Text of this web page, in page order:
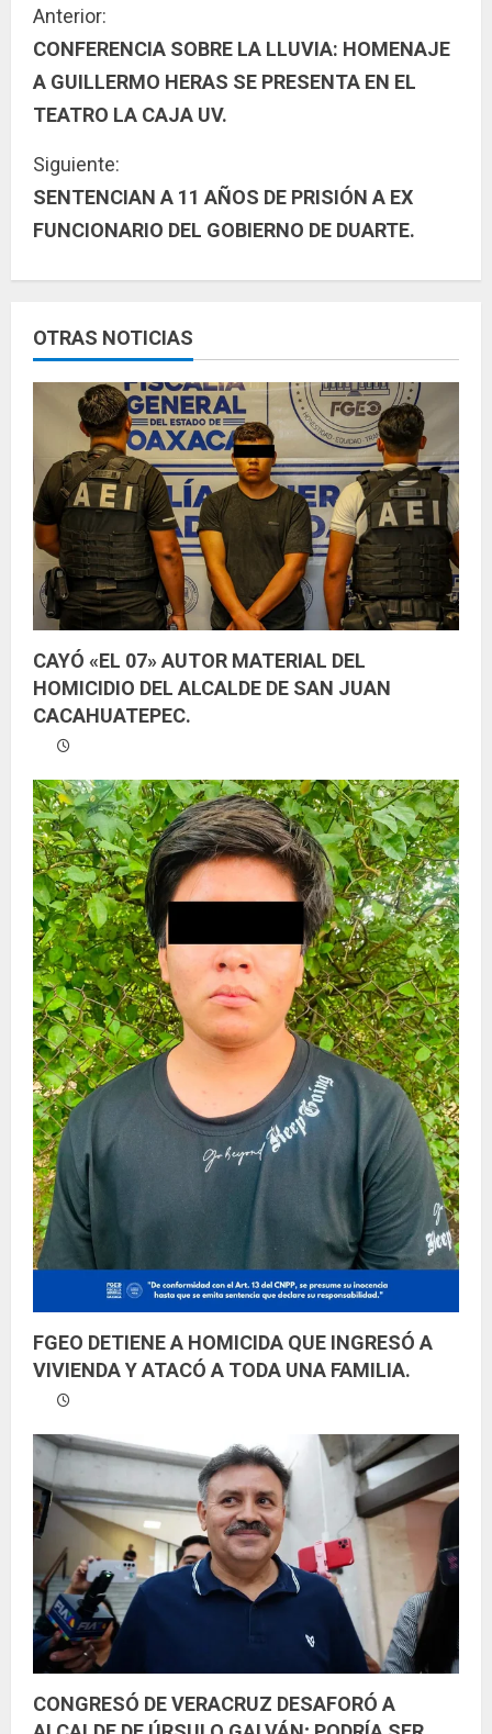
S
i
g
u
e
y
e
d
o
Anterior:
CONFERENCIA SOBRE LA LLUVIA: HOMENAJE
A GUILLERMO HERAS SE PRESENTA EN EL
TEATRO LA CAJA UV.
Siguiente:
SENTENCIAN A 11 AÑOS DE PRISIÓN A EX
FUNCIONARIO DEL GOBIERNO DE DUARTE.
OTRAS NOTICIAS
CAYÓ «EL 07» AUTOR MATERIAL DEL
HOMICIDIO DEL ALCALDE DE SAN JUAN
CACAHUATEPEC.
FGEO DETIENE A HOMICIDA QUE INGRESÓ A
VIVIENDA Y ATACÓ A TODA UNA FAMILIA.
CONGRESÓ DE VERACRUZ DESAFORÓ A